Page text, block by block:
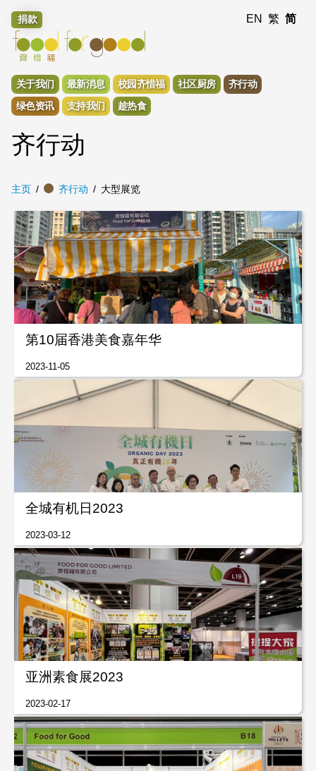
捐款 EN 繁 简
关于我们 最新消息 校园齐惜福 社区厨房
齐行动
绿色资讯
支持我们 趁热食
齐行动
主页 齐行动 大型展览
第10届香港美食嘉年华
2023-11-05
全城有机日2023
2023-03-12
亚洲素食展2023
2023-02-17